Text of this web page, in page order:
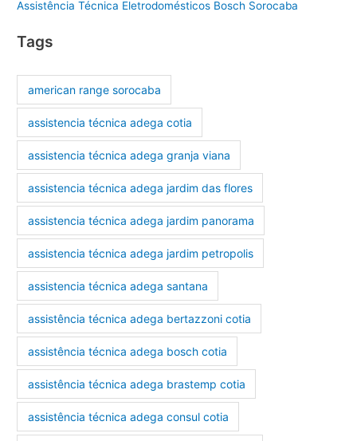
Assistência Técnica Eletrodomésticos Bosch Sorocaba
Tags
american range sorocaba
assistencia técnica adega cotia
assistencia técnica adega granja viana
assistencia técnica adega jardim das flores
assistencia técnica adega jardim panorama
assistencia técnica adega jardim petropolis
assistencia técnica adega santana
assistência técnica adega bertazzoni cotia
assistência técnica adega bosch cotia
assistência técnica adega brastemp cotia
assistência técnica adega consul cotia